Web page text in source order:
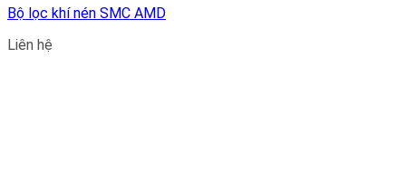
Bộ lọc khí nén SMC AMD
Liên hệ